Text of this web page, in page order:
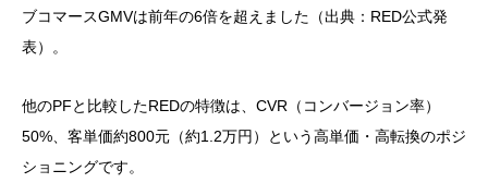
ブコマースGMVは前年の6倍を超えました（出典：RED公式発
表）。
他のPFと比較したREDの特徴は、CVR（コンバージョン率）
50%、客単価約800元（約1.2万円）という高単価・高転換のポジ
ショニングです。